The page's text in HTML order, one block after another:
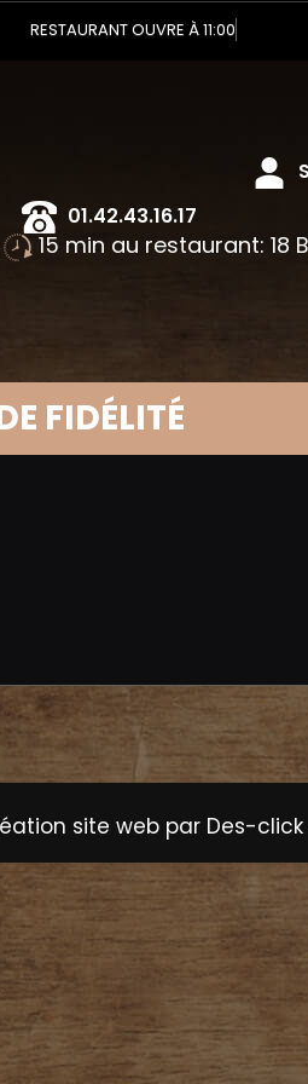
RESTAURANT OUVRE À 11:00
15 min au restaurant: 18
01.42.43.16.17
FIDÉLITÉ
site web par Des-click